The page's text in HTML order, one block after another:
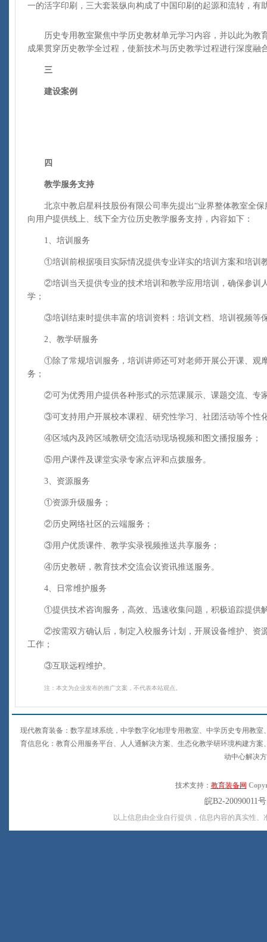
一的活字印刷，三大套装纵向构成了中国印刷的起源和流转，有
历史专用教室聚焦中学历史教材单元学习内容，并以此为教
成果贯穿历史教学全过程，使新技术与历史教学过程进行深度融
三
建设案例
四
教学服务支持
北京中教启星科技股份有限公司率先提出“业界整体教室全保
向用户提供线上、线下全方位历史教学服务支持，内容如下：
1、培训服务
①培训前根据项目实际情况提供专业详实的培训方案和培训
②培训当天提供专业的技术培训和教学应用培训，确保参训
学 ；
③培训结束时提供丰富的培训资料：培训文档、培训视频等
2、教学研服务
①除了常规培训服务，培训讲师还可对老师开展公开课、观
务 ；
②可为优秀用户提供各种形式的示范课展示、课题交流、专
③可支持用户开展校本课程、研究性学习、社团活动等个性
④区域内及跨区域教研交流活动现场视频和图文播报服务 ；
⑤用户课件及课堂实录专家点评和点拨服务。
3、资源服务
①资源升级服务；
②历史网络社区的云端服务；
③用户优质课件、教学实录视频推送共享服务；
④历史教研，教育技术交流会议资讯推送服务。
4、日常维护服务
①提供技术咨询服务，高效、迅速收集问题，积极追踪提供
②按需双方确认后，制定入校服务计划，开展设备维护、资
工作；
③互联远程维护。
注：本文为企业发布的推广文案，不代表本站观点。
现代教育装备：数字星球系统，中学数字化地理专用教室、中学历史专用教
育信息化：教育公用服务平台、人人通解决方案、生态化教学研环境构建方
动中心解决
技术支持： 教育装备网
皖B2-20090011
以上信息由企业自行提供，信息内容的真实性